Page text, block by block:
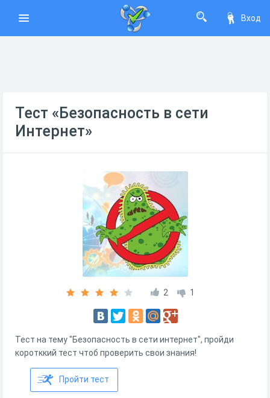
Вход
Тест «Безопасность в сети
Интернет»
2 1
Тест на тему "Безопасность в сети интернет", пройди
коротккий тест чтоб проверить свои знания!
Пройти тест